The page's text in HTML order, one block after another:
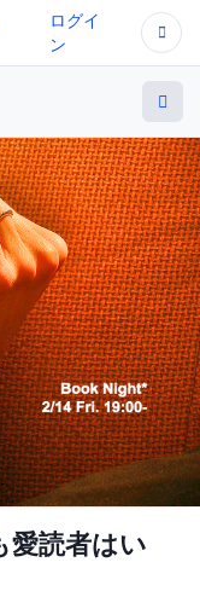
ログイ
ン
愛読者はい